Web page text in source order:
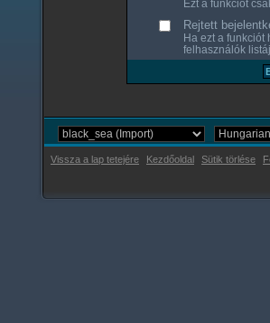
Ezt a funkciót
Rejtett
Ha ezt a
felhasználók
Vissza a lap tetejére Kezdőoldal Sütik törlése